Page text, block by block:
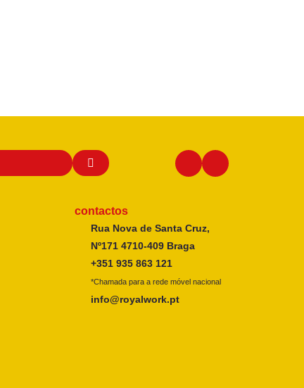
contactos
Rua Nova de Santa Cruz,
Nº171 4710-409 Braga
+351 935 863 121
*Chamada para a rede móvel nacional
info@royalwork.pt